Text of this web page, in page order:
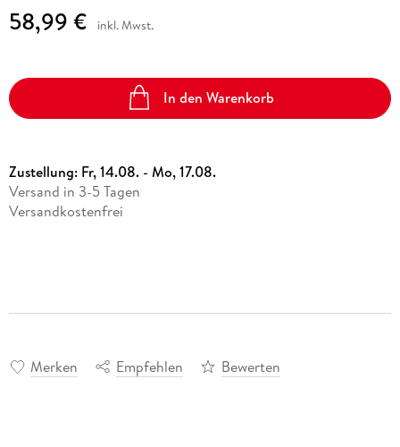
58,99 € inkl. Mwst.
In den Warenkorb
Zustellung: Fr, 14.08. - Mo, 17.08.
Versand in 3-5 Tagen
Versandkostenfrei
Merken Empfehlen Bewerten